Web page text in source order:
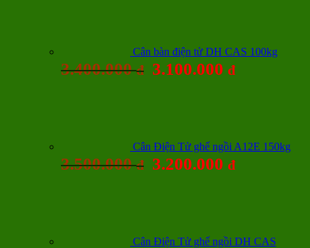
Cân bàn điện tử DH CAS 100kg
3.400.000đ 3.100.000 đ
Cân Điện Tử ghế ngồi A12E 150kg
3.500.000đ 3.200.000 đ
Cân Điện Tử ghế ngồi DH CAS